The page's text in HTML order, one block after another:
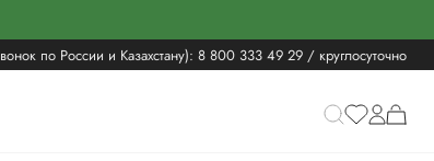
по России и Казахстану): 8 800 333 49 29 / круглосуточно